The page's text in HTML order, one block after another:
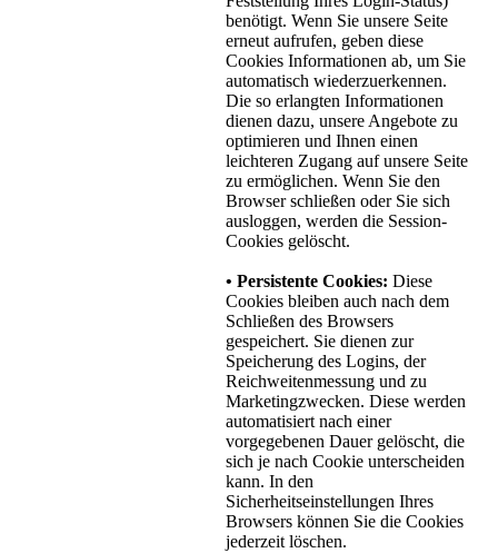
benötigt. Wenn Sie unsere Seite
erneut aufrufen, geben diese
Cookies Informationen ab, um Sie
automatisch wiederzuerkennen.
Die so erlangten Informationen
dienen dazu, unsere Angebote zu
optimieren und Ihnen einen
leichteren Zugang auf unsere Seite
zu ermöglichen. Wenn Sie den
Browser schließen oder Sie sich
ausloggen, werden die Session-
Cookies gelöscht.
• Persistente Cookies: Diese
Cookies bleiben auch nach dem
Schließen des Browsers
gespeichert. Sie dienen zur
Speicherung des Logins, der
Reichweitenmessung und zu
Marketingzwecken. Diese werden
automatisiert nach einer
vorgegebenen Dauer gelöscht, die
sich je nach Cookie unterscheiden
kann. In den
Sicherheitseinstellungen Ihres
Browsers können Sie die Cookies
jederzeit löschen.